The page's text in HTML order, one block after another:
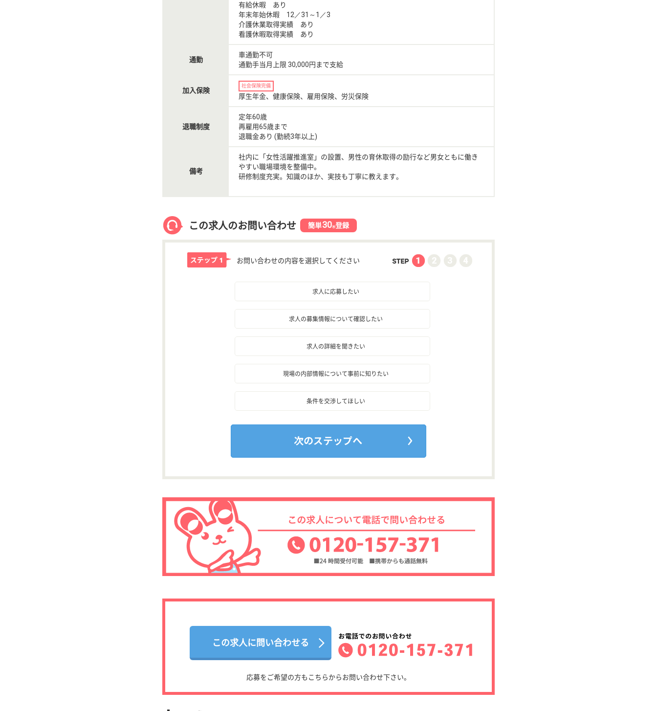
有給休暇 あり
年末年始休暇 12／31～1／3
介護休業取得実績 あり
看護休暇取得実績 あり
通勤
車通勤不可
通勤手当月上限 30,000円まで支給
加入保険
社会保険完備
厚生年金、健康保険、雇用保険、労災保険
退職制度
定年60歳
再雇用65歳まで
退職金あり (勤続3年以上)
備考
社内に「女性活躍推進室」の設置、男性の育休取得の励行など男女ともに働き
やすい職場環境を整備中。
研修制度充実。知識のほか、実技も丁寧に教えます。
この求人のお問い合わせ 簡単30秒登録
お問い合わせの内容を選択してください
求人に応募したい
求人の募集情報について確認したい
求人の詳細を聞きたい
現場の内部情報について事前に知りたい
条件を交渉してほしい
この求人に問い合わせる
応募をご希望の方もこちらからお問い合わせ下さい。